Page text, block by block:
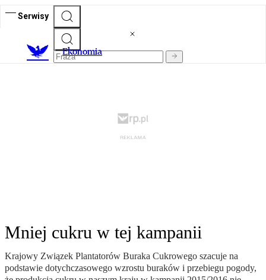
Serwisy
Ekonomia
Mniej cukru w tej kampanii
Krajowy Związek Plantatorów Buraka Cukrowego szacuje na
podstawie dotychczasowego wzrostu buraków i przebiegu pogody,